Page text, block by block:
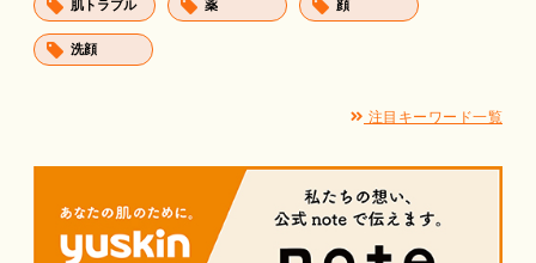
肌トラブル 薬 顔
洗顔
注目キーワード一覧